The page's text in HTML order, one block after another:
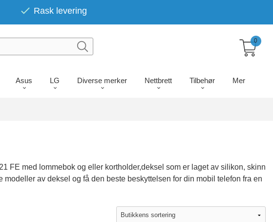
Rask levering
Asus LG Diverse merker Nettbrett Tilbehør Mer
0
FE med lommebok og eller kortholder,deksel som er laget av silikon, skinn
av deksel og få den beste beskyttelsen for din mobil telefon fra en